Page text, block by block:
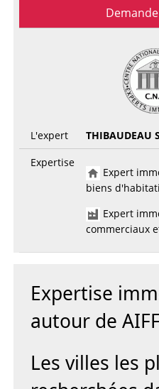
L'expert
THIBAUDEAU
Expertise
Expert
biens
Expert
commerciaux
Expertise
autour de
Les villes les